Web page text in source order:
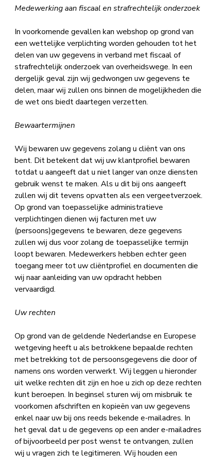
Medewerking aan fiscaal en strafrechtelijk onderzoek
In voorkomende gevallen kan webshop op grond van
een wettelijke verplichting worden gehouden tot het
delen van uw gegevens in verband met fiscaal of
strafrechtelijk onderzoek van overheidswege. In een
dergelijk geval zijn wij gedwongen uw gegevens te
delen, maar wij zullen ons binnen de mogelijkheden die
de wet ons biedt daartegen verzetten.
Bewaartermijnen
Wij bewaren uw gegevens zolang u cliënt van ons
bent. Dit betekent dat wij uw klantprofiel bewaren
totdat u aangeeft dat u niet langer van onze diensten
gebruik wenst te maken. Als u dit bij ons aangeeft
zullen wij dit tevens opvatten als een vergeetverzoek.
Op grond van toepasselijke administratieve
verplichtingen dienen wij facturen met uw
(persoons)gegevens te bewaren, deze gegevens
zullen wij dus voor zolang de toepasselijke termijn
loopt bewaren. Medewerkers hebben echter geen
toegang meer tot uw cliëntprofiel en documenten die
wij naar aanleiding van uw opdracht hebben
vervaardigd.
Uw rechten
Op grond van de geldende Nederlandse en Europese
wetgeving heeft u als betrokkene bepaalde rechten
met betrekking tot de persoonsgegevens die door of
namens ons worden verwerkt. Wij leggen u hieronder
uit welke rechten dit zijn en hoe u zich op deze rechten
kunt beroepen. In beginsel sturen wij om misbruik te
voorkomen afschriften en kopieën van uw gegevens
enkel naar uw bij ons reeds bekende e-mailadres. In
het geval dat u de gegevens op een ander e-mailadres
of bijvoorbeeld per post wenst te ontvangen, zullen
wij u vragen zich te legitimeren. Wij houden een